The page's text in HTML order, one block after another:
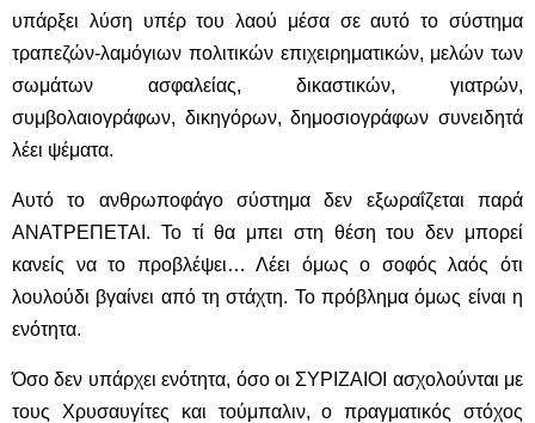
υπάρξει λύση υπέρ του λαού μέσα σε αυτό το σύστημα
τραπεζών-λαμόγιων πολιτικών επιχειρηματικών, μελών των
σωμάτων ασφαλείας, δικαστικών, γιατρών,
συμβολαιογράφων, δικηγόρων, δημοσιογράφων συνειδητά
λέει ψέματα.
Αυτό το ανθρωποφάγο σύστημα δεν εξωραΐζεται παρά
ΑΝΑΤΡΕΠΕΤΑΙ. Το τί θα μπει στη θέση του δεν μπορεί
κανείς να το προβλέψει… Λέει όμως ο σοφός λαός ότι
λουλούδι βγαίνει από τη στάχτη. Το πρόβλημα όμως είναι η
ενότητα.
Όσο δεν υπάρχει ενότητα, όσο οι ΣΥΡΙΖΑΙΟΙ ασχολούνται με
τους Χρυσαυγίτες και τούμπαλιν, ο πραγματικός στόχος